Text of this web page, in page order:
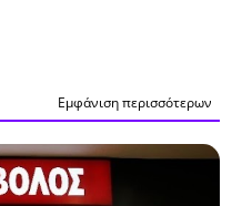
Εμφάνιση περισσότερων